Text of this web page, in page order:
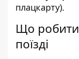
плацкарту).
Що
поїзді